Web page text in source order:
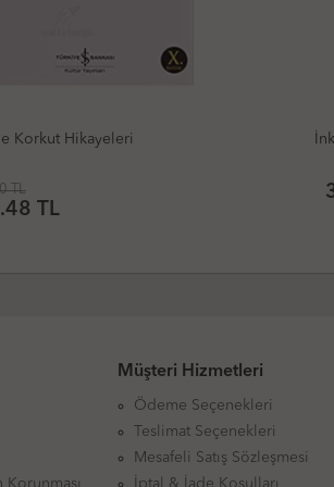
Güntekin - Acımak İş
%
Müşteri Hizmetleri
Ödeme Seçenekleri
Teslimat Seçenekleri
Mesafeli Satış Sözleşmesi